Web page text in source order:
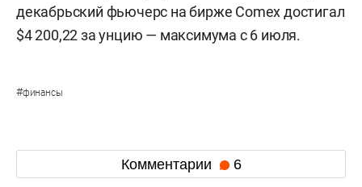
декабрьский фьючерс на бирже Comex достигал
$4 200,22 за унцию — максимума с 6 июля.
#финансы
Комментарии 6